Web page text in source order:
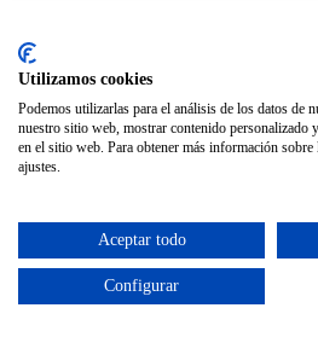
Utilizamos cookies
Podemos utilizarlas para el análisis de los datos de
nuestro sitio web, mostrar contenido personalizado
en el sitio web. Para obtener más información
ajustes.
Aceptar todo
Configurar